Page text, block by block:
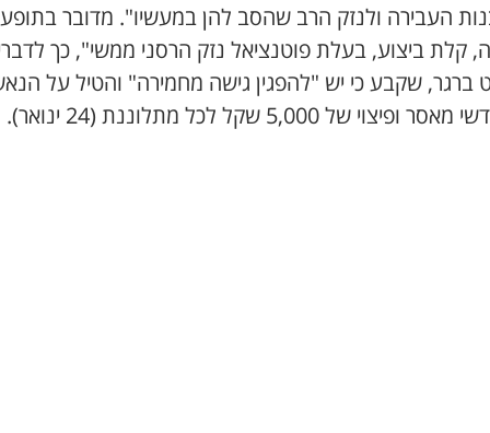
העבירה ולנזק הרב שהסב להן במעשיו". מדובר
קלת ביצוע, בעלת פוטנציאל נזק הרסני ממשי", כך
ברגר, שקבע כי יש "להפגין גישה מחמירה" והטיל על